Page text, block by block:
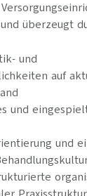
überzeugt
und
auf
und
und